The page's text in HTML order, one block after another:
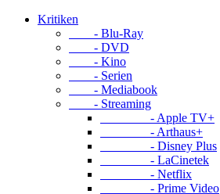
Kritiken
- Blu-Ray
- DVD
- Kino
- Serien
- Mediabook
- Streaming
- Apple TV+
- Arthaus+
- Disney Plus
- LaCinetek
- Netflix
- Prime Video